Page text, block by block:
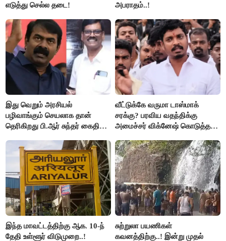
எடுத்து செல்ல தடை!
அபராதம்..!
இது வெறும் அரசியல்
பழிவாங்கும் செயலாக தான்
தெரிகிறது பி.ஆர் சுந்தர் கைதிற்கு
வீட்டுக்கே வருமா டாஸ்மாக்
சரக்கு? பரவிய வதந்திக்கு
அமைச்சர் விக்னேஷ் கொடுத்த
இந்த மாவட்டத்திற்கு ஆக. 10-ந்
தேதி உள்ளூர் விடுமுறை..!
சுற்றுலா பயணிகள்
கவனத்திற்கு..! இன்று முதல்